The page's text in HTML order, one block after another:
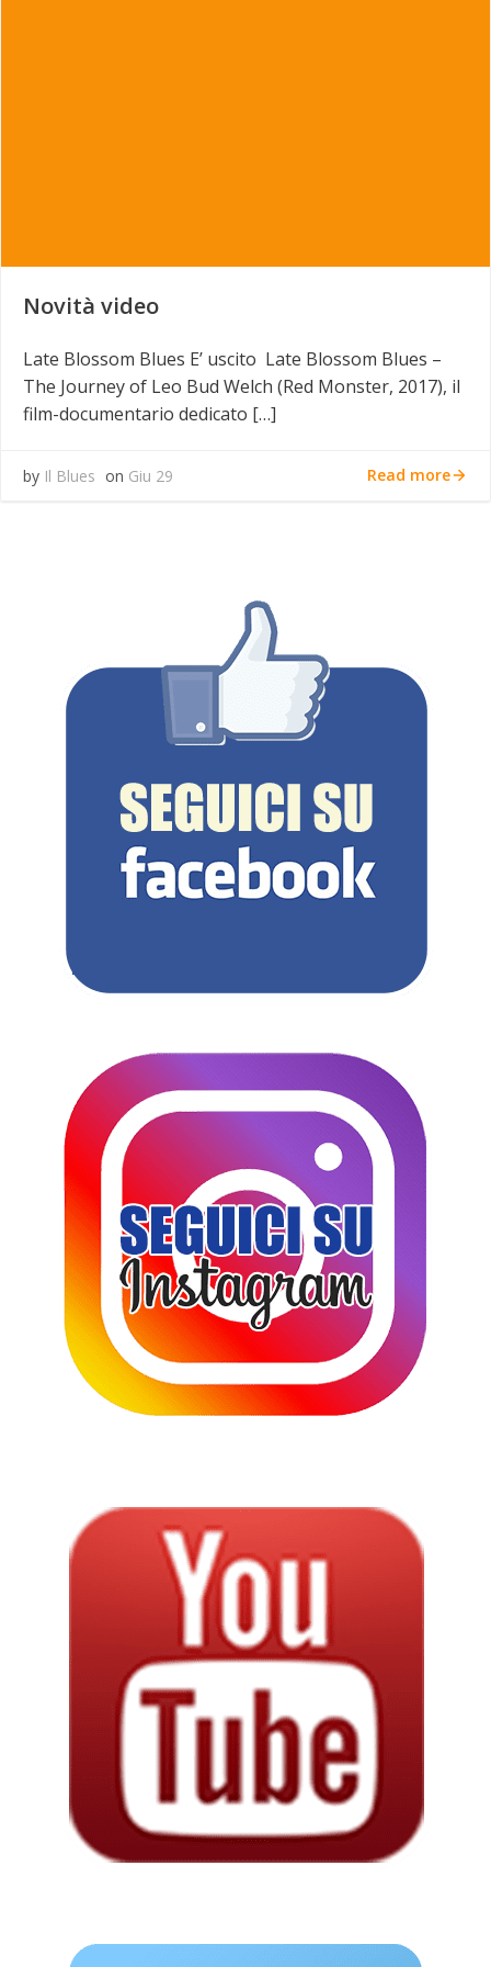
Novità video
Late Blossom Blues E’ uscito Late Blossom Blues –
The Journey of Leo Bud Welch (Red Monster, 2017), il
film-documentario dedicato […]
by Il Blues on Giu 29 Read more